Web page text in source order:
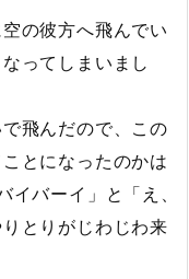
の彼方へ飛んでい
ってしまいまし
飛んだので、この
とになったのかは
イバーイ」と「え、
とりがじわじわ来